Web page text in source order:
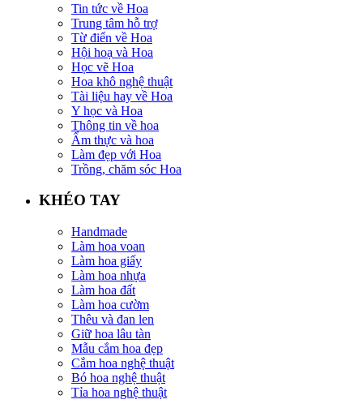
Tin tức về Hoa
Trung tâm hỗ trợ
Từ điển về Hoa
Hội hoạ và Hoa
Học vẽ Hoa
Hoa khô nghệ thuật
Tài liệu hay về Hoa
Y học và Hoa
Thông tin về hoa
Ẩm thực và hoa
Làm đẹp với Hoa
Trồng, chăm sóc Hoa
KHÉO TAY
Handmade
Làm hoa voan
Làm hoa giấy
Làm hoa nhựa
Làm hoa đất
Làm hoa cườm
Thêu và đan len
Giữ hoa lâu tàn
Mẫu cắm hoa đẹp
Cắm hoa nghệ thuật
Bó hoa nghệ thuật
Tỉa hoa nghệ thuật